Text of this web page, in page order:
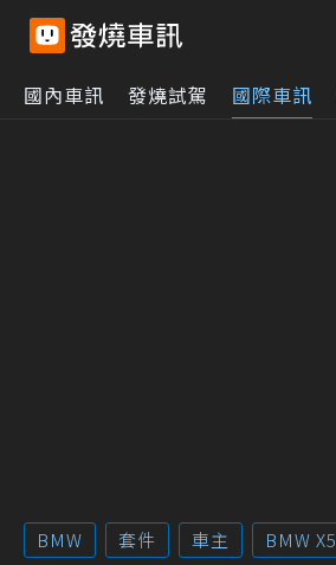
國內車訊 發燒試駕 國際車訊
BMW 套件 車主 BMW X5